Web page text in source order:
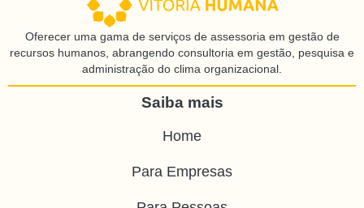
Oferecer uma gama de serviços de assessoria em gestão de
recursos humanos, abrangendo consultoria em gestão, pesquisa e
administração do clima organizacional.
Saiba mais
Home
Para Empresas